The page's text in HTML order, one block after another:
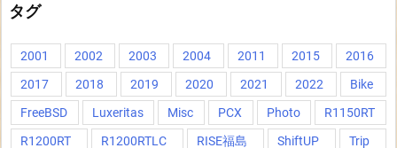
タグ
2001 2002 2003 2004 2011 2015
2016
2017
2018 2019 2020 2021 2022
Bike
FreeBSD
Luxeritas Misc PCX Photo
R1150RT
R1200RT
R1200RTLC RISE福島 ShiftUP Trip